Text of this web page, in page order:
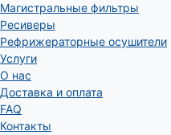
Магистральные фильтры
Ресиверы
Рефрижераторные осушители
Услуги
О нас
Доставка и оплата
FAQ
Контакты